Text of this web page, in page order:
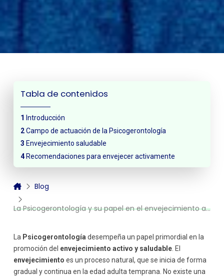
Tabla de contenidos
Introducción
Campo de actuación de la Psicogerontología
Envejecimiento saludable
Recomendaciones para envejecer activamente
Blog
La Psicogerontología y su papel en el envejecimiento activo
La Psicogerontología desempeña un papel primordial en la
promoción del envejecimiento activo y saludable. El
envejecimiento es un proceso natural, que se inicia de forma
gradual y continua en la edad adulta temprana. No existe una